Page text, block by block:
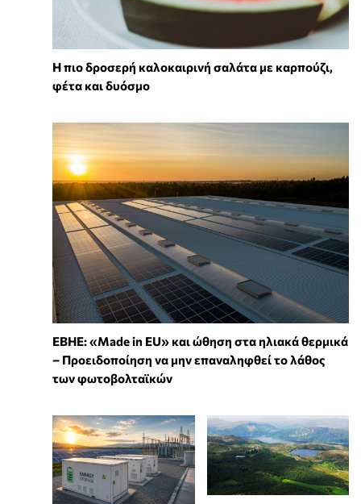
Η πιο δροσερή καλοκαιρινή σαλάτα με καρπούζι,
φέτα και δυόσμο
ΕΒΗΕ: «Made in EU» και ώθηση στα ηλιακά θερμικά
– Προειδοποίηση να μην επαναληφθεί το λάθος
των φωτοβολταϊκών